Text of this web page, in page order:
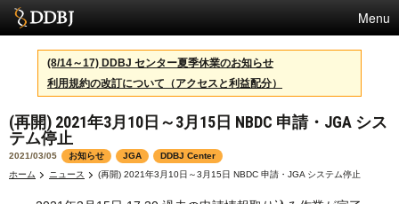
Menu
サービス
スパコン
統計
活動
(8/14～17) DDBJ センター夏季休業のお知らせ
利用規約の改訂について（アクセスと利益配分）
(再開) 2021年3月10日～3月15日 NBDC 申請・JGA シス
テム停止
2021/03/05 お知らせ JGA
DDBJ Center
ホーム
ニュース (再開) 2021年3月10日～3月15日 NBDC 申請・JGA システム停止